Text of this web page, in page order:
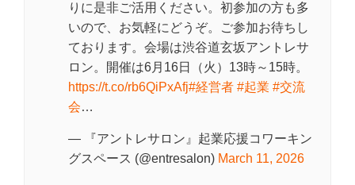
りに是非ご活用ください。初参加の方も多
いので、お気軽にどうぞ。ご参加お待ちし
ております。会場は渋谷道玄坂アントレサ
ロン。開催は6月16日（火）13時～15時。
https://t.co/rb6QiPxAfj#経営者 #起業 #交流
会…
— 『アントレサロン』起業応援コワーキン
グスペース (@entresalon) March 11, 2026